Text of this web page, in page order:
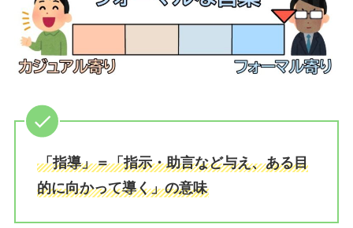
「指導」＝「指示・助言など与え、ある目
的に向かって導く」の意味